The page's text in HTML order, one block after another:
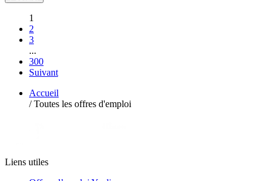
1
2
3
...
300
Suivant
Accueil
/ Toutes les offres d'emploi
Liens utiles